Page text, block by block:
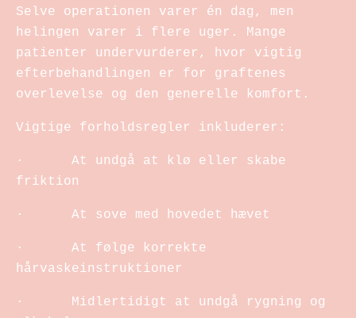
Selve operationen varer én dag, men
helingen varer i flere uger. Mange
patienter undervurderer, hvor vigtig
efterbehandlingen er for graftenes
overlevelse og den generelle komfort.
Vigtige forholdsregler inkluderer:
· At undgå at klø eller skabe
friktion
· At sove med hovedet hævet
· At følge korrekte
hårvaskeinstruktioner
· Midlertidigt at undgå rygning og